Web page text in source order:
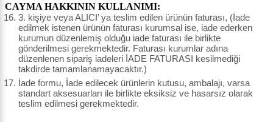
CAYMA HAKKININ KULLANIMI:
3. kişiye veya ALICI’ ya teslim edilen ürünün faturası, (İade
edilmek istenen ürünün faturası kurumsal ise, iade ederken
kurumun düzenlemiş olduğu iade faturası ile birlikte
gönderilmesi gerekmektedir. Faturası kurumlar adına
düzenlenen sipariş iadeleri İADE FATURASI kesilmediği
takdirde tamamlanamayacaktır.)
İade formu, İade edilecek ürünlerin kutusu, ambalajı, varsa
standart aksesuarları ile birlikte eksiksiz ve hasarsız olarak
teslim edilmesi gerekmektedir.